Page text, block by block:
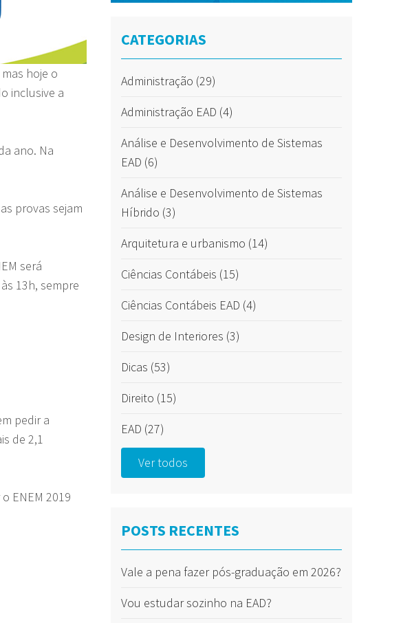
hoje o
inclusive a
ano. Na
provas sejam
será
13h, sempre
pedir a
de 2,1
ENEM 2019
CATEGORIAS
Administração (29)
Administração EAD (4)
Análise e Desenvolvimento de Sistemas
EAD (6)
Análise e Desenvolvimento de Sistemas
Híbrido (3)
Arquitetura e urbanismo (14)
Ciências Contábeis (15)
Ciências Contábeis EAD (4)
Design de Interiores (3)
Dicas (53)
Direito (15)
EAD (27)
Ver todos
POSTS RECENTES
Vale a pena fazer pós-graduação em 2026?
Vou estudar sozinho na EAD?